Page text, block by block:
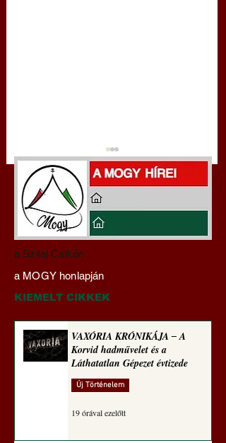
Darai Lajos:
Naplóbölcsességeim
(2021)
a Szilaj Csikón
a MOGY honlapján
KIEMELT CIKKEK
VAXÓRIA KRÓNIKÁJA ‒ A
Korvid hadművelet és a
Láthatatlan Gépezet évtizede
Új Történelem
19 órával ezelőtt